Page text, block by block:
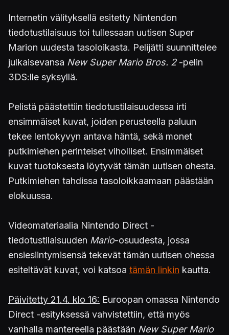
Internetin välityksellä esitetty Nintendon
tiedotustilaisuus toi tullessaan uutisen Super
Marion uudesta tasoloikasta. Pelijätti suunnittelee
julkaisevansa New Super Mario Bros. 2-pelin
3DS:lle syksyllä.
Pelistä päästettiin tiedotustilaisuudessa irti
ensimmäiset kuvat, joiden perusteella paluun
tekee lentokyvyn antava häntä, sekä monet
putkimiehen perinteiset viholliset. Ensimmäiset
kuvat tuotoksesta löytyvät tämän uutisen ohesta.
Putkimiehen tahdissa tasoloikkaamaan päästään
elokuussa.
Videomateriaalia Nintendo Direct -
tiedotustilaisuuden Mario-osuudesta, jossa
ensiesiintymisensä tekevät tämän uutisen ohessa
esiteltävät kuvat, voi katsoa tämän linkin kautta.
Päivitetty 21.4. klo 16: Euroopan omassa Nintendo
Direct -esityksessä vahvistettiin, että myös
vanhalla mantereella päästään New Super Mario